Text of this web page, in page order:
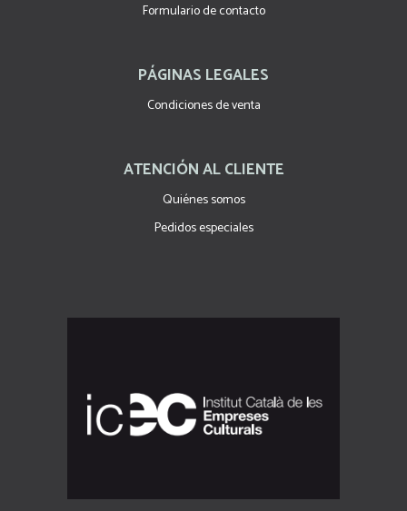
Formulario de contacto
PÁGINAS LEGALES
Condiciones de venta
ATENCIÓN AL CLIENTE
Quiénes somos
Pedidos especiales